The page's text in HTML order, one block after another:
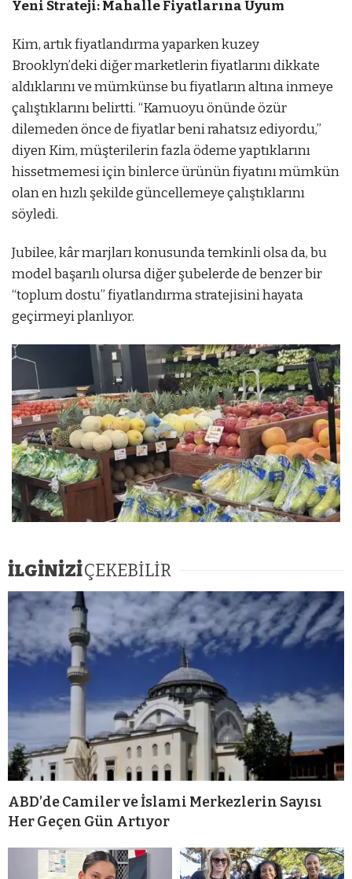
Yeni Strateji: Mahalle Fiyatlarına Uyum
Kim, artık fiyatlandırma yaparken kuzey
Brooklyn’deki diğer marketlerin fiyatlarını dikkate
aldıklarını ve mümkünse bu fiyatların altına inmeye
çalıştıklarını belirtti. “Kamuoyu önünde özür
dilemeden önce de fiyatlar beni rahatsız ediyordu,”
diyen Kim, müşterilerin fazla ödeme yaptıklarını
hissetmemesi için binlerce ürünün fiyatını mümkün
olan en hızlı şekilde güncellemeye çalıştıklarını
söyledi.
Jubilee, kâr marjları konusunda temkinli olsa da, bu
model başarılı olursa diğer şubelerde de benzer bir
“toplum dostu” fiyatlandırma stratejisini hayata
geçirmeyi planlıyor.
İLGİNİZİÇEKEBİLİR
ABD’de Camiler ve İslami Merkezlerin Sayısı
Her Geçen Gün Artıyor